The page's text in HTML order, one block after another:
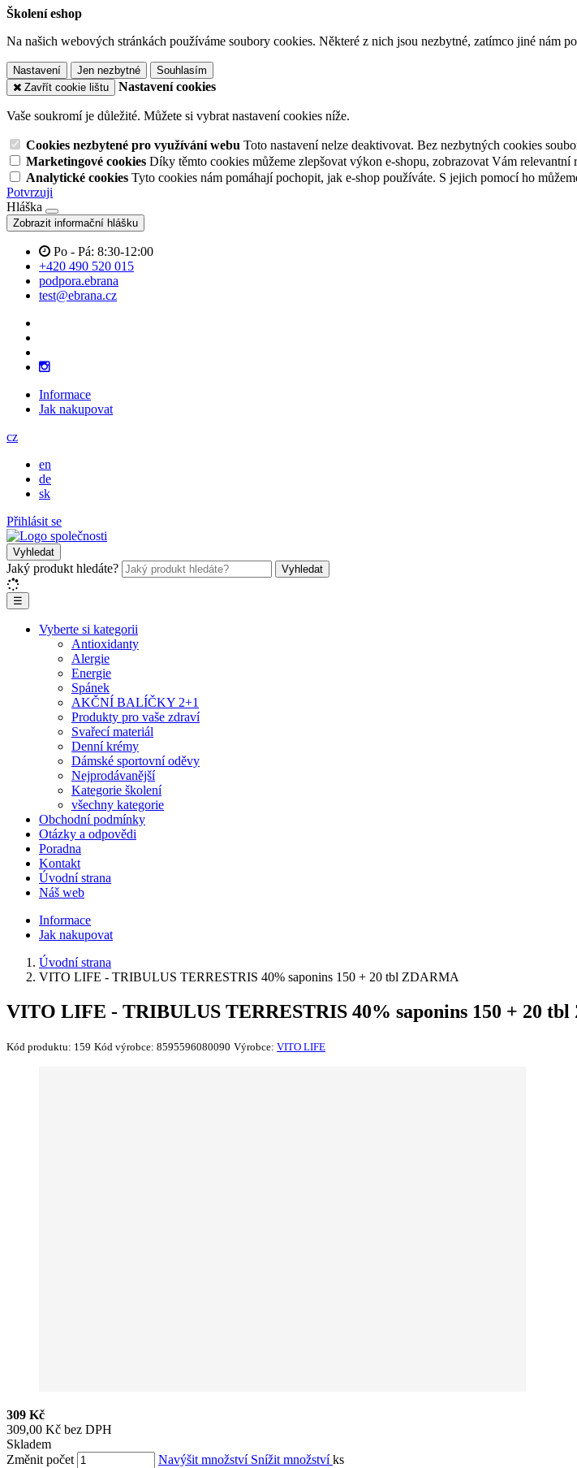
Školení eshop
Na našich webových stránkách používáme soubory cookies. Některé z nich jsou nezbytné, zatímco jiné nám
Nastavení Jen nezbytné
Souhlasím
Zavřít cookie lištu
Nastavení cookies
Vaše soukromí je důležité. Můžete si vybrat nastavení cookies níže.
Cookies nezbytené pro využívání webu Toto nastavení nelze deaktivovat. Bez nezbytných cookies
Marketingové cookies Díky těmto cookies můžeme zlepšovat výkon e-shopu, zobrazovat Vám
Analytické cookies Tyto cookies nám pomáhají pochopit, jak e-shop používáte. S jejich pomocí ho
Potvrzuji
Hláška
Zobrazit informační hlášku
Po - Pá: 8:30-12:00
+420 490 520 015
podpora.ebrana
test@ebrana.cz
Informace
Jak nakupovat
cz
en
de
sk
Přihlásit se
Vyhledat
Jaký produkt hledáte? Vyhledat
☰
Vyberte si kategorii
Antioxidanty
Alergie
Energie
Spánek
AKČNÍ BALÍČKY 2+1
Produkty pro vaše zdraví
Svařecí materiál
Denní krémy
Dámské sportovní oděvy
Nejprodávanější
Kategorie školení
všechny kategorie
Obchodní podmínky
Otázky a odpovědi
Poradna
Kontakt
Úvodní strana
Náš web
Informace
Jak nakupovat
Úvodní strana
VITO LIFE - TRIBULUS TERRESTRIS 40% saponins 150 + 20 tbl ZDARMA
VITO LIFE - TRIBULUS TERRESTRIS 40% saponins 150 + 20
Kód produktu: 159 Kód výrobce: 8595596080090 Výrobce: VITO LIFE
309 Kč
309,00 Kč bez DPH
Skladem
Změnit počet
Navýšit množství Snížit množstvíks